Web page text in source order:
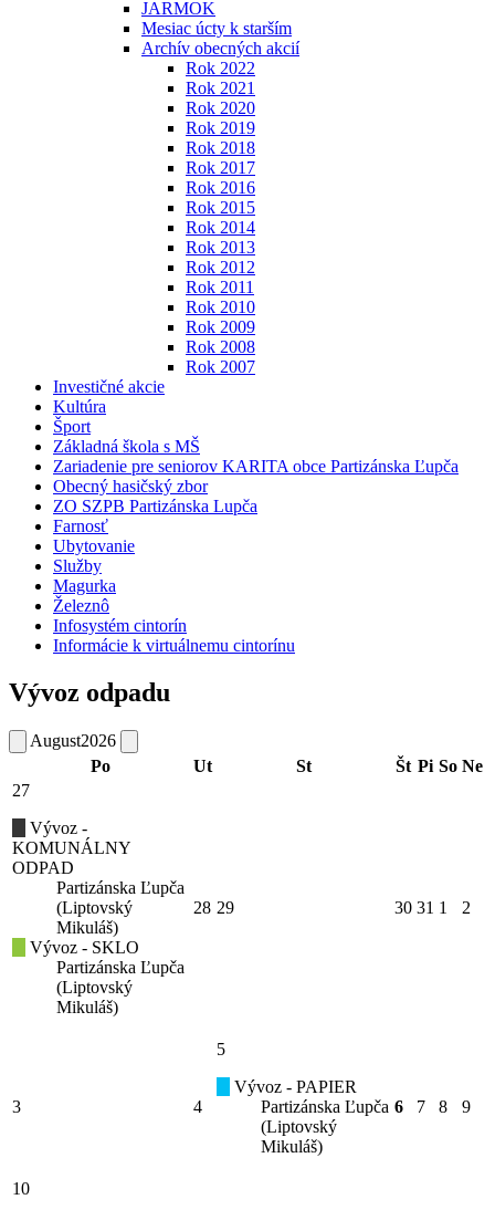
JARMOK
Mesiac úcty k starším
Archív obecných akcií
Rok 2022
Rok 2021
Rok 2020
Rok 2019
Rok 2018
Rok 2017
Rok 2016
Rok 2015
Rok 2014
Rok 2013
Rok 2012
Rok 2011
Rok 2010
Rok 2009
Rok 2008
Rok 2007
Investičné akcie
Kultúra
Šport
Základná škola s MŠ
Zariadenie pre seniorov KARITA obce Partizánska Ľupča
Obecný hasičský zbor
ZO SZPB Partizánska Lupča
Farnosť
Ubytovanie
Služby
Magurka
Železnô
Infosystém cintorín
Informácie k virtuálnemu cintorínu
Vývoz odpadu
August2026
Po
Ut St Št Pi So Ne
27
Vývoz -
KOMUNÁLNY
ODPAD
Partizánska Ľupča
(Liptovský
Mikuláš)
Vývoz - SKLO
Partizánska Ľupča
(Liptovský
Mikuláš)
28 29 30 31 1 2
3 4
5
Vývoz - PAPIER
Partizánska Ľupča
(Liptovský
Mikuláš)
6 7 8 9
10